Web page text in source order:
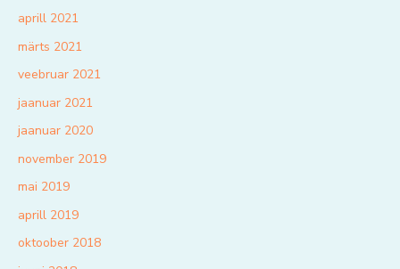
aprill 2021
märts 2021
veebruar 2021
jaanuar 2021
jaanuar 2020
november 2019
mai 2019
aprill 2019
oktoober 2018